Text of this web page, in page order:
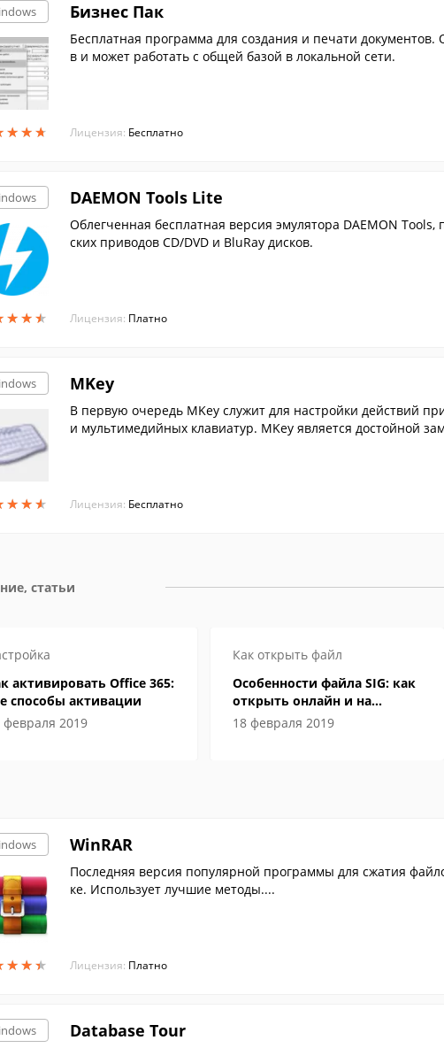
★★★
★★★
Бизнес Пак
Бесплатная программа для создания и печати документов.
в и может работать с общей базой в локальной сети.
Лицензия: Бесплатно
★★★
★★★
DAEMON Tools Lite
Облегченная бесплатная версия эмулятора DAEMON
ских приводов CD/DVD и BluRay дисков.
Лицензия: Платно
★★★
★★★
MKey
В первую очередь MKey служит для настройки действий
и мультимедийных клавиатур. MKey является достойной
Лицензия: Бесплатно
статьи
активировать Office 365:
способы активации
февраля 2019
Как открыть файл
Особенности файла SIG: как
открыть онлайн и на
компьютере
18 февраля 2019
★★★
★★★
WinRAR
Последняя версия популярной программы для сжатия
ке. Использует лучшие методы....
Лицензия: Платно
Database Tour